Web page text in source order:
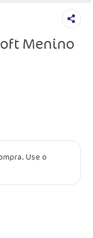
Menino
Use o